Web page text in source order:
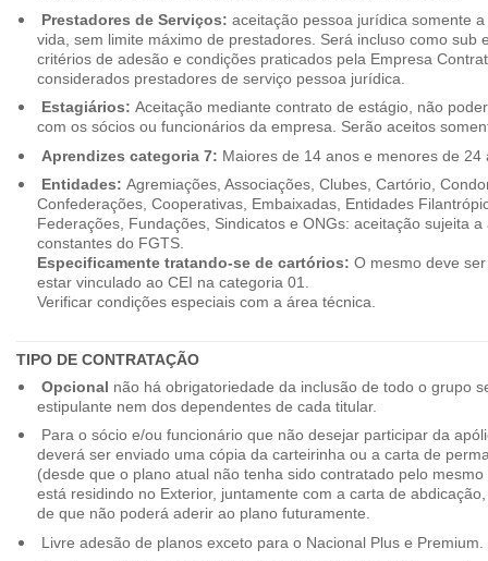
Prestadores de Serviços: aceitação pessoa jurídica somente a
vida, sem limite máximo de prestadores. Será incluso como sub
critérios de adesão e condições praticados pela Empresa
considerados prestadores de serviço pessoa jurídica.
Estagiários: Aceitação mediante contrato de estágio, não
com os sócios ou funcionários da empresa. Serão aceitos
Aprendizes categoria 7: Maiores de 14 anos e menores de 24
Entidades: Agremiações, Associações, Clubes, Cartório,
Confederações, Cooperativas, Embaixadas, Entidades
Federações, Fundações, Sindicatos e ONGs: aceitação sujeita
constantes do FGTS.
Especificamente tratando-se de cartórios: O mesmo deve
estar vinculado ao CEI na categoria 01.
Verificar condições especiais com a área técnica.
TIPO DE CONTRATAÇÃO
Opcional não há obrigatoriedade da inclusão de todo o grupo
estipulante nem dos dependentes de cada titular.
Para o sócio e/ou funcionário que não desejar participar da
deverá ser enviado uma cópia da carteirinha ou a carta de
(desde que o plano atual não tenha sido contratado pelo
está residindo no Exterior, juntamente com a carta de
de que não poderá aderir ao plano futuramente.
Livre adesão de planos exceto para o Nacional Plus e Premium.